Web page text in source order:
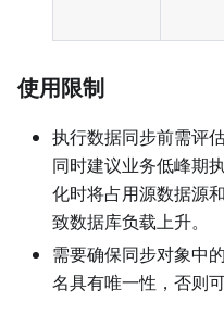
使用限制
执行数据同步前需评
同时建议业务低峰期
化时将占用源数据源
致数据库负载上升。
需要确保同步对象中
名具有唯一性，否则